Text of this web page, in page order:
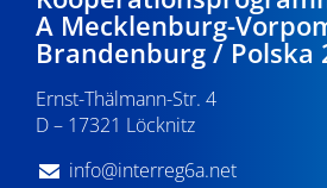
A Mecklenburg-
Brandenburg / Polska
Ernst-Thälmann-Str. 4
D – 17321 Löcknitz
info@interreg6a.net